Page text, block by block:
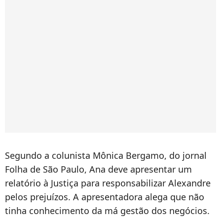
Segundo a colunista Mônica Bergamo, do jornal
Folha de São Paulo, Ana deve apresentar um
relatório à Justiça para responsabilizar Alexandre
pelos prejuízos. A apresentadora alega que não
tinha conhecimento da má gestão dos negócios.